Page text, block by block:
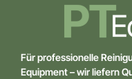
Für professionelle
Equipment – wir liefern